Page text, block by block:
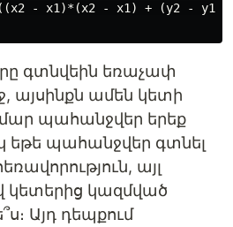
((x2 - x1 )*(x2 - x1 ) + (y2 - y1
գտնվեին եռաչափ
այսինքն ամեն կետի
պահանջվեր երեք
պահանջվեր գտնել
այլ
կազմված
Այդ դեպքում